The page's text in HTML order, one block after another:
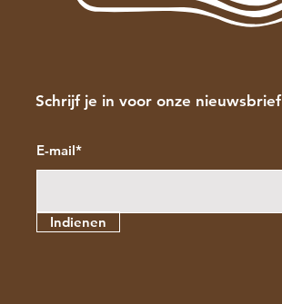
Schrijf je in voor onze nieuwsbrief
E-mail*
Indienen